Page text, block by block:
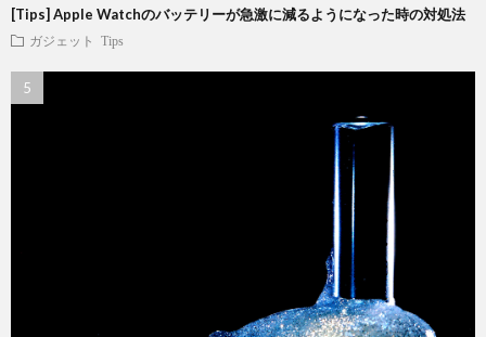
[Tips] Apple Watchのバッテリーが急激に減るようになった時の対処法
ガジェット Tips